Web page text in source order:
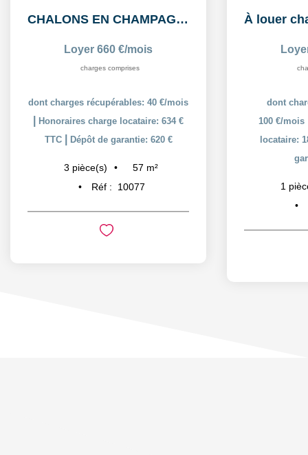
CHALONS EN CHAMPAGNE: Appartement T3 en duplex
Loyer 660 €/mois
charges comprises
dont charges récupérables: 40 €/mois
Honoraires charge locataire: 634 €
TTC
Dépôt de garantie: 620 €
3 pièce(s) 57 m²
Réf :
10077
dont
100 €/mois
locataire:
1